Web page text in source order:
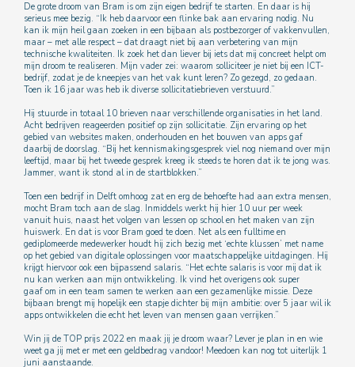
De grote droom van Bram is om zijn eigen bedrijf te starten. En daar is hij
serieus mee bezig. “Ik heb daarvoor een flinke bak aan ervaring nodig. Nu
kan ik mijn heil gaan zoeken in een bijbaan als postbezorger of vakkenvullen,
maar – met alle respect – dat draagt niet bij aan verbetering van mijn
technische kwaliteiten. Ik zoek het dan liever bij iets dat mij concreet helpt om
mijn droom te realiseren. Mijn vader zei: waarom solliciteer je niet bij een ICT-
bedrijf, zodat je de kneepjes van het vak kunt leren? Zo gezegd, zo gedaan.
Toen ik 16 jaar was heb ik diverse sollicitatiebrieven verstuurd.”
Hij stuurde in totaal 10 brieven naar verschillende organisaties in het land.
Acht bedrijven reageerden positief op zijn sollicitatie. Zijn ervaring op het
gebied van websites maken, onderhouden en het bouwen van apps gaf
daarbij de doorslag. “Bij het kennismakingsgesprek viel nog niemand over mijn
leeftijd, maar bij het tweede gesprek kreeg ik steeds te horen dat ik te jong was.
Jammer, want ik stond al in de startblokken.”
Toen een bedrijf in Delft omhoog zat en erg de behoefte had aan extra mensen,
mocht Bram toch aan de slag. Inmiddels werkt hij hier 10 uur per week
vanuit huis, naast het volgen van lessen op school en het maken van zijn
huiswerk. En dat is voor Bram goed te doen. Net als een fulltime en
gediplomeerde medewerker houdt hij zich bezig met ‘echte klussen’ met name
op het gebied van digitale oplossingen voor maatschappelijke uitdagingen. Hij
krijgt hiervoor ook een bijpassend salaris. “Het echte salaris is voor mij dat ik
nu kan werken aan mijn ontwikkeling. Ik vind het overigens ook super
gaaf om in een team samen te werken aan een gezamenlijke missie. Deze
bijbaan brengt mij hopelijk een stapje dichter bij mijn ambitie: over 5 jaar wil ik
apps ontwikkelen die echt het leven van mensen gaan verrijken.”
Win jij de TOP prijs 2022 en maak jij je droom waar? Lever je plan in en wie
weet ga jij met er met een geldbedrag vandoor! Meedoen kan nog tot uiterlijk 1
juni aanstaande.